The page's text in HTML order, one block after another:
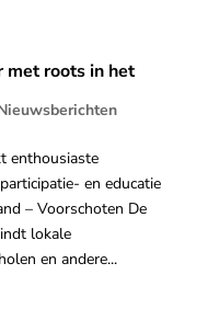
met roots in het
enthousiaste
en educatie
– Voorschoten De
lokale
en andere...